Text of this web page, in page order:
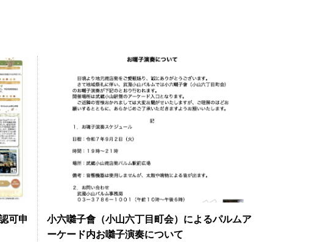
可申
小六囃子會（小山六丁目町会）によるパルムア
ーケード内お囃子演奏について